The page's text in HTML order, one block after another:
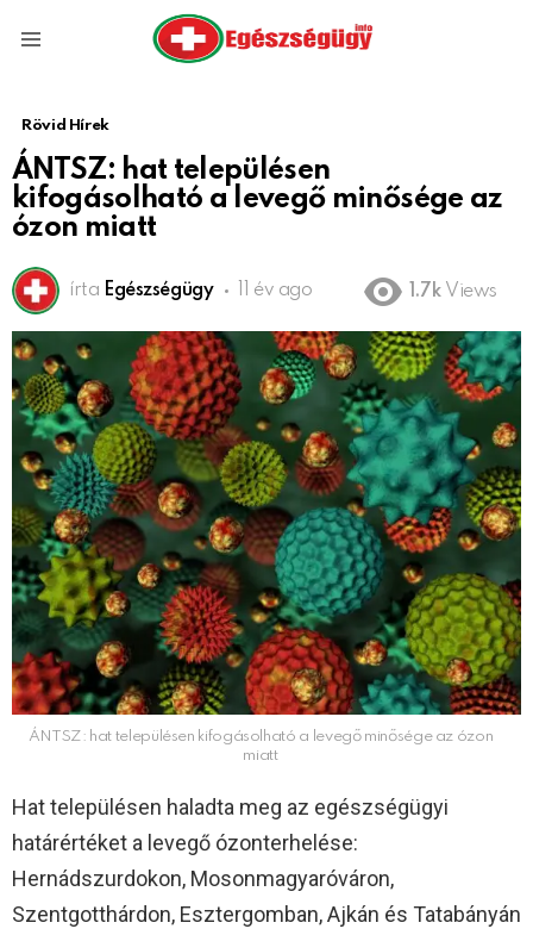
Rövid Hírek
ÁNTSZ: hat településen
kifogásolható a levegő minősége az
ózon miatt
írta Egészségügy 11 év ago 1.7k Views
ÁNTSZ: hat településen kifogásolható a levegő minősége az ózon
miatt
Hat településen haladta meg az egészségügyi
határértéket a levegő ózonterhelése:
Hernádszurdokon, Mosonmagyaróváron,
Szentgotthárdon, Esztergomban, Ajkán és Tatabányán